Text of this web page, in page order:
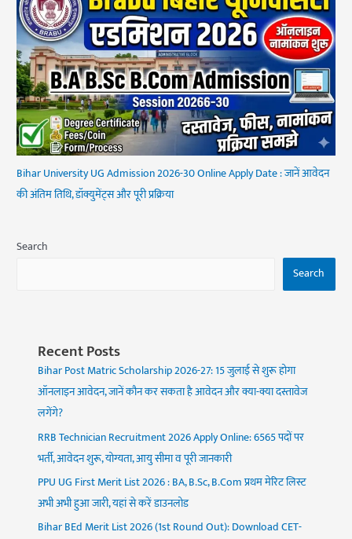
Bihar University UG Admission 2026-30 Online Apply Date : जानें आवेदन
की अंतिम तिथि, डॉक्युमेंट्स और पूरी प्रक्रिया
Search
Search
Recent Posts
Bihar Post Matric Scholarship 2026-27: 15 जुलाई से शुरू होगा
ऑनलाइन आवेदन, जानें कौन कर सकता है आवेदन और क्या-क्या दस्तावेज
लगेंगे?
RRB Technician Recruitment 2026 Apply Online: 6565 पदों पर
भर्ती, आवेदन शुरू, योग्यता, आयु सीमा व पूरी जानकारी
PPU UG First Merit List 2026 : BA, B.Sc, B.Com प्रथम मेरिट लिस्ट
अभी अभी हुआ जारी, यहां से करें डाउनलोड
Bihar BEd Merit List 2026 (1st Round Out): Download CET-